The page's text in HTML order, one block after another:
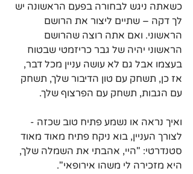
כשאתה ניגש לבחורה בפעם הראשונה יש
לך דקה – שתיים ליצור את הרושם
הראשוני. ואם אתה רוצה שהרושם
הראשוני יהיה של גבר כריזמטי שבטוח
בעצמו אבל גם לא עושה עניין מכל דבר,
אז כן, תשחק עם טון הדיבור שלך, תשחק
עם הגבות, תשחק עם הפרצוף שלך.
ואיך נראה או נשמע פתיח טוב שכזה -
לצורך העניין, בוא ניקח פתיח מאוד מאוד
סטנדרטי: "היי, אהבתי את השמלה שלך,
היא מזכירה לי משהו אירופאי".